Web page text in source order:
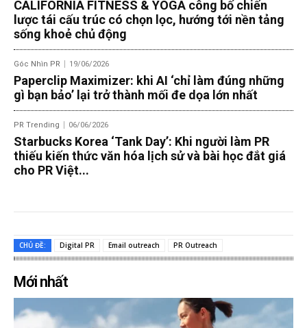
CALIFORNIA FITNESS & YOGA công bố chiến
lược tái cấu trúc có chọn lọc, hướng tới nền tảng
sống khoẻ chủ động
Góc Nhìn PR 19/06/2026
Paperclip Maximizer: khi AI ‘chỉ làm đúng những
gì bạn bảo’ lại trở thành mối đe dọa lớn nhất
PR Trending 06/06/2026
Starbucks Korea ‘Tank Day’: Khi người làm PR
thiếu kiến thức văn hóa lịch sử và bài học đắt giá
cho PR Việt...
CHỦ ĐỀ: Digital PR Email outreach PR Outreach
Mới nhất